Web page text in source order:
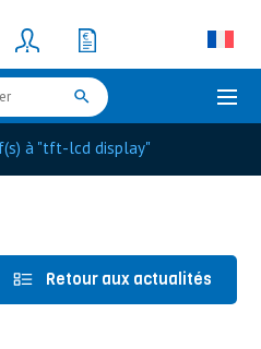
à "tft-lcd display"
Retour aux actualités